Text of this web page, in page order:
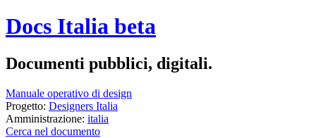
Docs Italia beta
Documenti pubblici, digitali.
Manuale operativo di design
Progetto: Designers Italia
Amministrazione: italia
Cerca nel documento